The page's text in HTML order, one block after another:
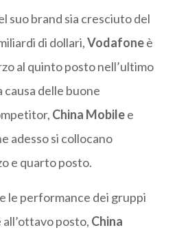
suo brand sia cresciuto del
di dollari,Vodafoneè
al quinto posto nell’ultimo
causa delle buone
China Mobilee
adesso si collocano
e quarto posto.
le performance dei gruppi
posto, China